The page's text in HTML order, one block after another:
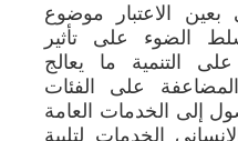
بعين الاعتبار موضوع
الضوء على تأثير
التنمية ما يعالج
المضاعفة على الفئات
إلى الخدمات العامة
الخدمات لتلبية